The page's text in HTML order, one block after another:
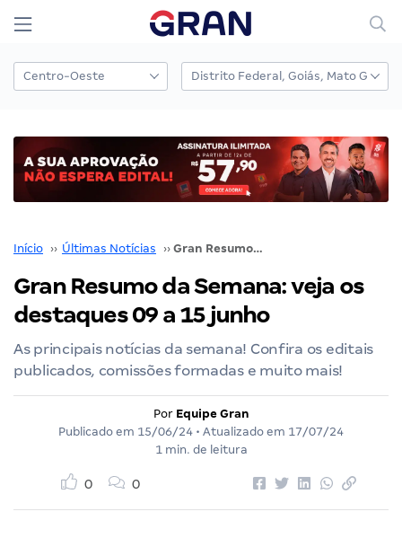
Início ›› Últimas Notícias ›› Gran Resumo da Semana: veja os destaques 09 a 15 junho
Gran Resumo da Semana: veja os
destaques 09 a 15 junho
As principais notícias da semana! Confira os editais
publicados, comissões formadas e muito mais!
Por Equipe Gran
Publicado em 15/06/24 • Atualizado em 17/07/24
1 min. de leitura
0 0